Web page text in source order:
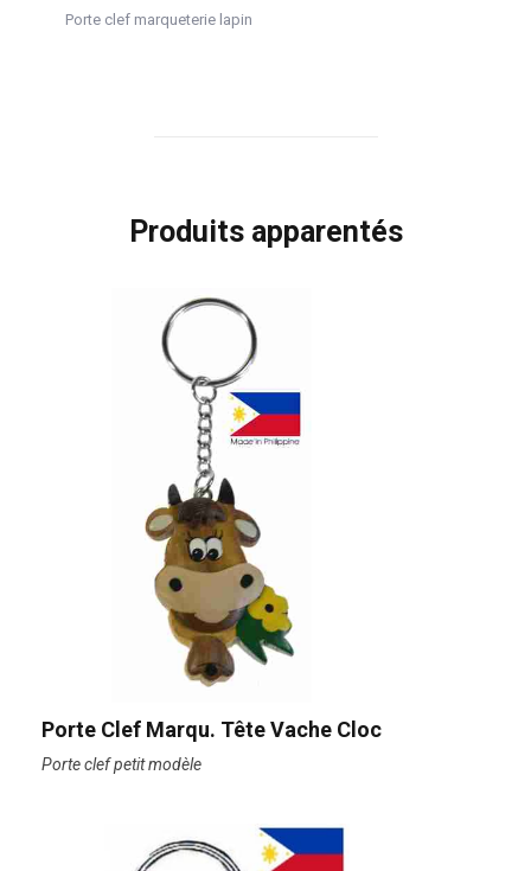
Porte clef marqueterie lapin
Produits apparentés
Porte Clef Marqu. Tête Vache Cloc
Porte clef petit modèle